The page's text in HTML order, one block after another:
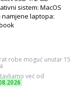
sistem: MacOS
namjene laptopa:
robe moguć unutar 15
već od